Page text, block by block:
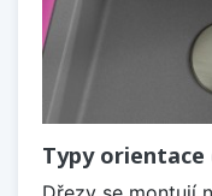
Typy orientace